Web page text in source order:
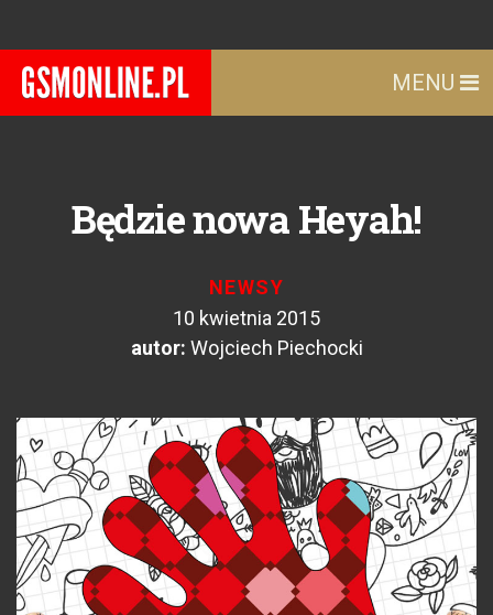
MENU
Będzie nowa Heyah!
NEWSY
10 kwietnia 2015
autor: Wojciech Piechocki